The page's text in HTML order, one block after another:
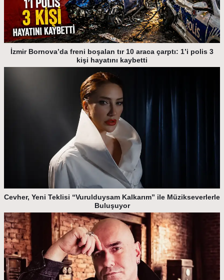
İzmir Bornova’da freni boşalan tır 10 araca çarptı: 1’i polis 3
kişi hayatını kaybetti
Cevher, Yeni Teklisi “Vurulduysam Kalkarım” ile Müzikseverlerle
Buluşuyor